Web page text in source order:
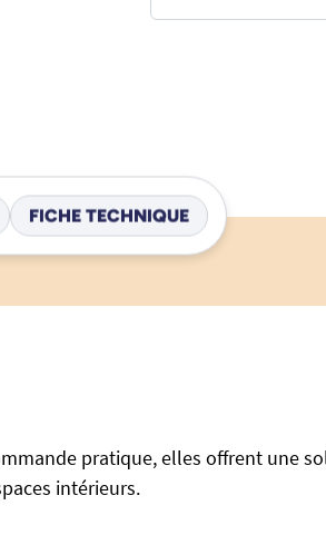
FICHE TECHNIQUE
pratique, elles offrent une
intérieurs.